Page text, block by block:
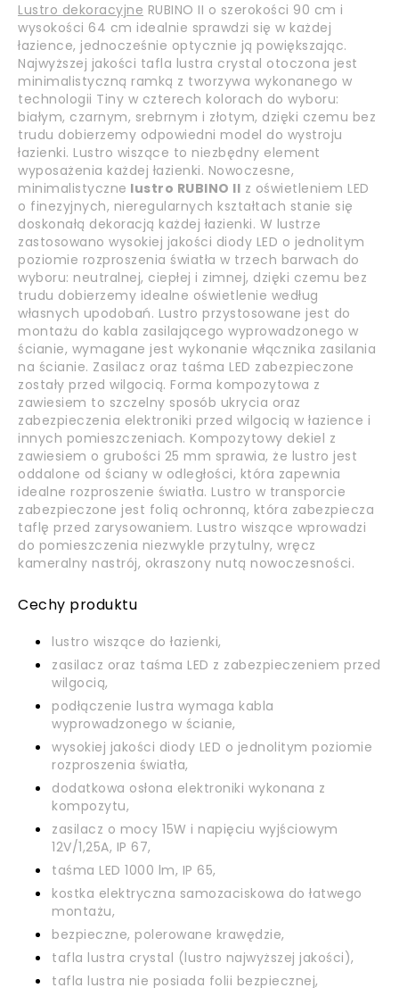
Lustro dekoracyjne RUBINO II o szerokości 90 cm i
wysokości 64 cm idealnie sprawdzi się w każdej
łazience, jednocześnie optycznie ją powiększając.
Najwyższej jakości tafla lustra crystal otoczona jest
minimalistyczną ramką z tworzywa wykonanego w
technologii Tiny w czterech kolorach do wyboru:
białym, czarnym, srebrnym i złotym, dzięki czemu bez
trudu dobierzemy odpowiedni model do wystroju
łazienki. Lustro wiszące to niezbędny element
wyposażenia każdej łazienki. Nowoczesne,
minimalistyczne lustro RUBINO II z oświetleniem LED
o finezyjnych, nieregularnych kształtach stanie się
doskonałą dekoracją każdej łazienki. W lustrze
zastosowano wysokiej jakości diody LED o jednolitym
poziomie rozproszenia światła w trzech barwach do
wyboru: neutralnej, ciepłej i zimnej, dzięki czemu bez
trudu dobierzemy idealne oświetlenie według
własnych upodobań. Lustro przystosowane jest do
montażu do kabla zasilającego wyprowadzonego w
ścianie, wymagane jest wykonanie włącznika zasilania
na ścianie. Zasilacz oraz taśma LED zabezpieczone
zostały przed wilgocią. Forma kompozytowa z
zawiesiem to szczelny sposób ukrycia oraz
zabezpieczenia elektroniki przed wilgocią w łazience i
innych pomieszczeniach. Kompozytowy dekiel z
zawiesiem o grubości 25 mm sprawia, że lustro jest
oddalone od ściany w odległości, która zapewnia
idealne rozproszenie światła. Lustro w transporcie
zabezpieczone jest folią ochronną, która zabezpiecza
taflę przed zarysowaniem. Lustro wiszące wprowadzi
do pomieszczenia niezwykle przytulny, wręcz
kameralny nastrój, okraszony nutą nowoczesności.
Cechy produktu
lustro wiszące do łazienki,
zasilacz oraz taśma LED z zabezpieczeniem przed
wilgocią,
podłączenie lustra wymaga kabla
wyprowadzonego w ścianie,
wysokiej jakości diody LED o jednolitym poziomie
rozproszenia światła,
dodatkowa osłona elektroniki wykonana z
kompozytu,
zasilacz o mocy 15W i napięciu wyjściowym
12V/1,25A, IP 67,
taśma LED 1000 lm, IP 65,
kostka elektryczna samozaciskowa do łatwego
montażu,
bezpieczne, polerowane krawędzie,
tafla lustra crystal (lustro najwyższej jakości),
tafla lustra nie posiada folii bezpiecznej,